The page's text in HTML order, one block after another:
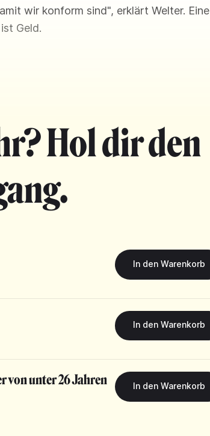
wir konform sind", erklärt Welter. Eine
Geld.
Hol dir den
von unter 26 Jahren